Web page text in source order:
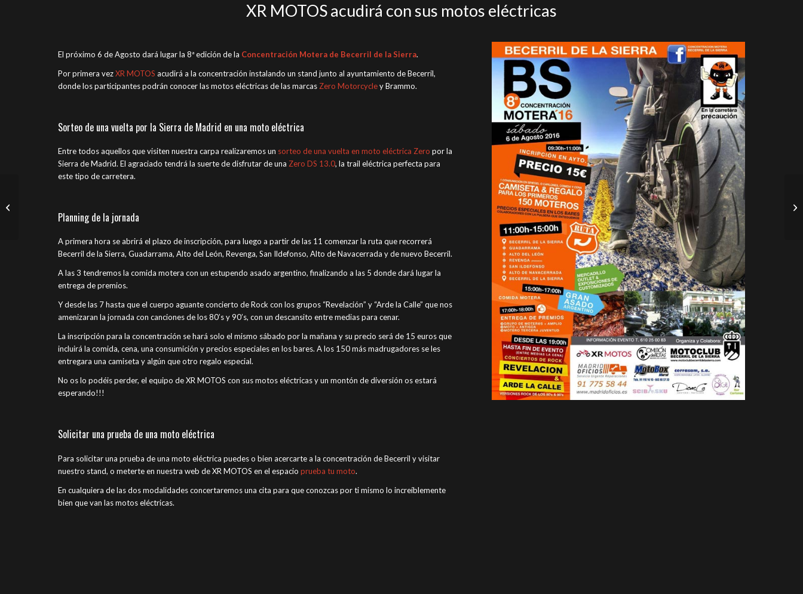
XR MOTOS acudirá con sus motos eléctricas
El próximo 6 de Agosto dará lugar la 8ª edición de la Concentración Motera de Becerril de la Sierra.
Por primera vezXR MOTOS acudirá a la concentración instalando un stand junto al ayuntamiento de Becerril,
donde los participantes podrán conocer las motos eléctricas de las marcas Zero Motorcycley Brammo.
Sorteo de una vuelta por la Sierra de Madrid en una moto eléctrica
Entre todos aquellos que visiten nuestra carpa realizaremos un sorteo de una vuelta en moto eléctrica Zero por la
Sierra de Madrid. El agraciado tendrá la suerte de disfrutar de una Zero DS 13.0, la trail eléctrica perfecta para
este tipo de carretera.
Planning de la jornada
A primera hora se abrirá el plazo de inscripción, para luego a partir de las 11 comenzar la ruta que recorrerá
Becerril de la Sierra, Guadarrama, Alto del León, Revenga, San Ildefonso, Alto de Navacerrada y de nuevo Becerril.
A las 3 tendremos la comida motera con un estupendo asado argentino, finalizando a las 5 donde dará lugar la
entrega de premios.
Y desde las 7 hasta que el cuerpo aguante concierto de Rock con los grupos “Revelación” y “Arde la Calle” que nos
amenizaran la jornada con canciones de los 80’s y 90’s, con un descansito entre medias para cenar.
La inscripción para la concentración se hará solo el mismo sábado por la mañana y su precio será de 15 euros que
incluirá la comida, cena, una consumición y precios especiales en los bares. A los 150 más madrugadores se les
entregara una camiseta y algún que otro regalo especial.
No os lo podéis perder, el equipo de XR MOTOS con sus motos eléctricas y un montón de diversión os estará
esperando!!!
Solicitar una prueba de una moto eléctrica
Para solicitar una prueba de una moto eléctrica puedes o bien acercarte a la concentración de Becerril y visitar
nuestro stand, o meterte en nuestra web de XR MOTOS en el espacio prueba tu moto.
En cualquiera de las dos modalidades concertaremos una cita para que conozcas por ti mismo lo increíblemente
bien que van las motos eléctricas.